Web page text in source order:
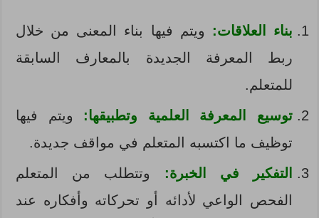
بناء العلاقات:
ويتم فيها بناء المعنى من خلال
ربط المعرفة الجديدة بالمعارف السابقة
للمتعلم.
توسيع المعرفة العلمية وتطبيقها: ويتم فيها
توظيف ما اكتسبه المتعلم في مواقف جديدة.
التفكير في الخبرة:
وتتطلب من المتعلم
الفحص الواعي لأدائه أو تحركاته وأفكاره عند